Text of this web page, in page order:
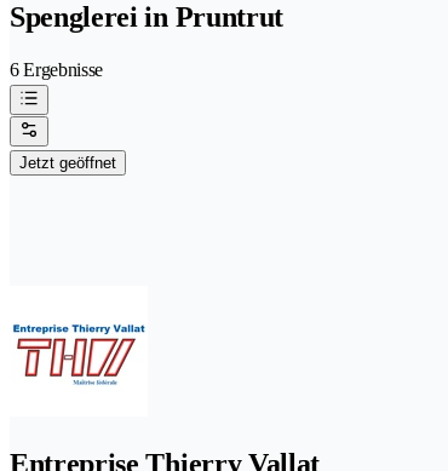
Spenglerei in Pruntrut
6 Ergebnisse
Jetzt geöffnet
Entreprise Thierry Vallat